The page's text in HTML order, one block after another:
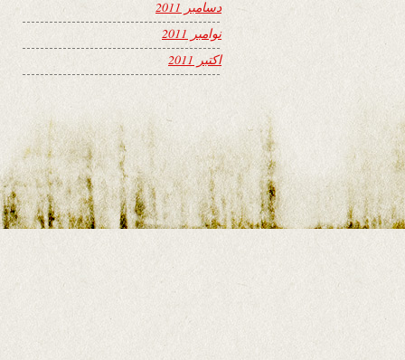
دسامبر 2011
نوامبر 2011
اکتبر 2011